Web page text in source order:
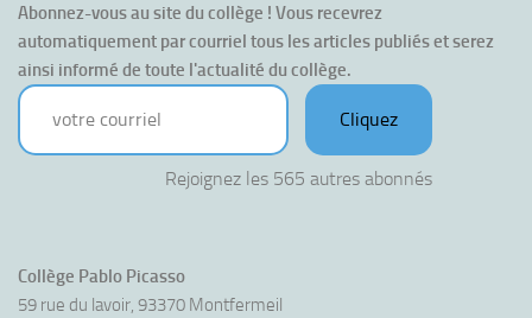
Abonnez-vous au site du collège ! Vous recevrez
automatiquement par courriel tous les articles publiés et serez
ainsi informé de toute l'actualité du collège.
votre courriel
Cliquez
Rejoignez les 565 autres abonnés
Collège Pablo Picasso
59 rue du lavoir, 93370 Montfermeil